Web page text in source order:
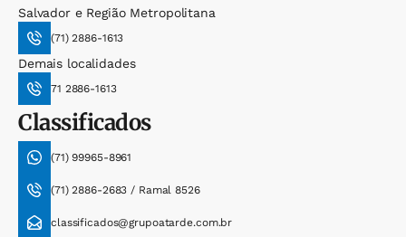
Salvador e Região Metropolitana
(71) 2886-1613
Demais localidades
71 2886-1613
Classificados
(71) 99965-8961
(71) 2886-2683 / Ramal 8526
classificados@grupoatarde.com.br